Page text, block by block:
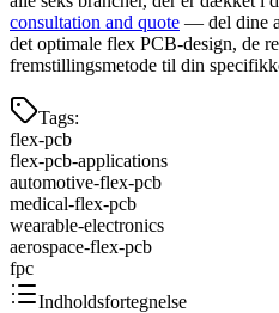
consultation and quote — del dine
det optimale flex PCB-design, de
fremstillingsmetode til din
Tags:
flex-pcb
flex-pcb-applications
automotive-flex-pcb
medical-flex-pcb
wearable-electronics
aerospace-flex-pcb
fpc
Indholdsfortegnelse